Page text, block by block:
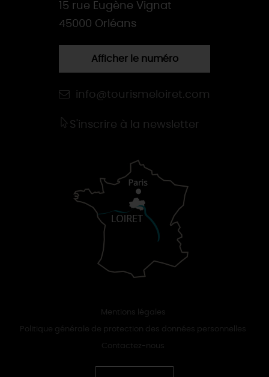
15 rue Eugène Vignat
45000 Orléans
Afficher le numéro
info@tourismeloiret.com
S'inscrire à la newsletter
Mentions légales
Politique générale de protection des données personnelles
Contactez-nous